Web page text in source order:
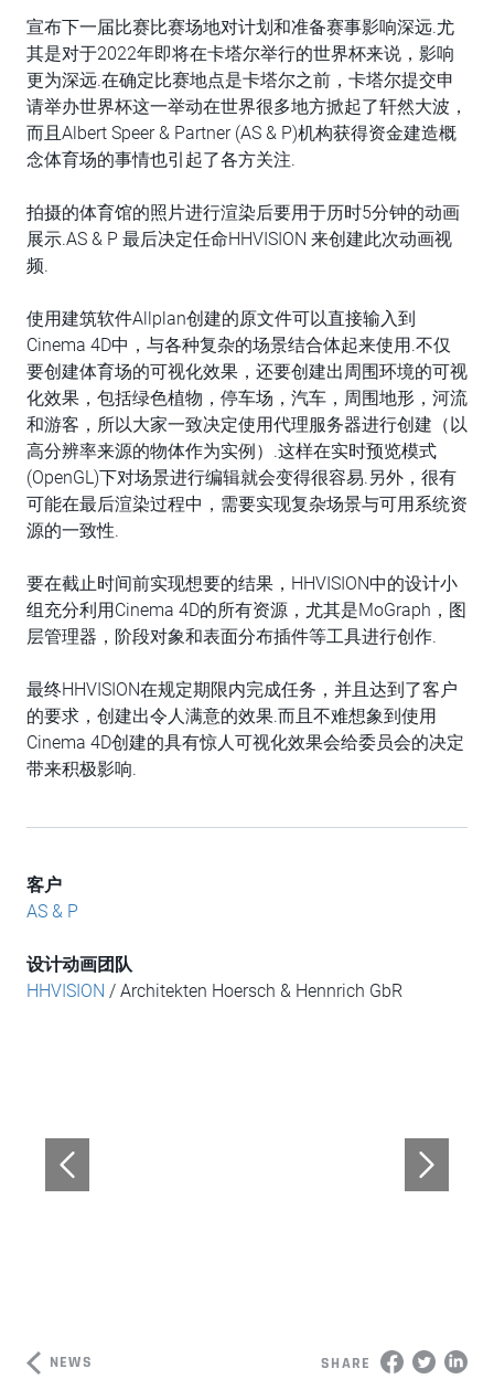
宣布下一届比赛比赛场地对计划和准备赛事影响深远.尤
其是对于2022年即将在卡塔尔举行的世界杯来说，影响
更为深远.在确定比赛地点是卡塔尔之前，卡塔尔提交申
请举办世界杯这一举动在世界很多地方掀起了轩然大波，
而且Albert Speer & Partner (AS & P)机构获得资金建造概
念体育场的事情也引起了各方关注.
拍摄的体育馆的照片进行渲染后要用于历时5分钟的动画
展示.AS & P 最后决定任命HHVISION 来创建此次动画视
频.
使用建筑软件Allplan创建的原文件可以直接输入到
Cinema 4D中，与各种复杂的场景结合体起来使用.不仅
要创建体育场的可视化效果，还要创建出周围环境的可视
化效果，包括绿色植物，停车场，汽车，周围地形，河流
和游客，所以大家一致决定使用代理服务器进行创建（以
高分辨率来源的物体作为实例）.这样在实时预览模式
(OpenGL)下对场景进行编辑就会变得很容易.另外，很有
可能在最后渲染过程中，需要实现复杂场景与可用系统资
源的一致性.
要在截止时间前实现想要的结果，HHVISION中的设计小
组充分利用Cinema 4D的所有资源，尤其是MoGraph，图
层管理器，阶段对象和表面分布插件等工具进行创作.
最终HHVISION在规定期限内完成任务，并且达到了客户
的要求，创建出令人满意的效果.而且不难想象到使用
Cinema 4D创建的具有惊人可视化效果会给委员会的决定
带来积极影响.
客户
AS & P
设计动画团队
HHVISION / Architekten Hoersch & Hennrich GbR
NEWS SHARE